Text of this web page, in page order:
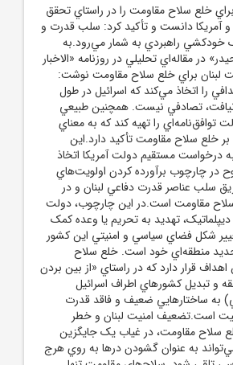
خلع سلاح مقاومت را در راستاي تحقق
و آمريکا دانست و تأکيد کرد: سلب قدرت و
خودکشي راهبردي به شمار مي‌رود.به
در مقاله‌اي تحليلي در روزنامه «الاخبار
لبنان براي خلع سلاح مقاومت نوشت:
را اتخاذ مي‌کند که اسرائيل در طول
تصادفي نيست. همچنين طبيعي
را تهيه کند که به معناي
خلع سلاح مقاومت تأکيد دارد.اين
درخواست مستقيم دولت آمريکا اتخاذ
چارچوب برآورده کردن اولويت‌هاي
سلب عناصر قدرت دفاعي لبنان و در
مقاومت است.در اين چارچوب، دولت
تهديد به تحريم يا وعده کمک
شکل فضاي سياسي و امنيتي اين کشور
منطقه‌اي خود است. خلع سلاح
قرار دارد که در راستاي «از بين بردن
و تبديل کشورهاي اطراف اسرائيل
به ساختارهايي ضعيف و فاقد قدرت
است.تضعيف امنيت لبنان و خطر
سلاح مقاومت، در غياب يک جايگزين
به عنوان گشودن درها به روي هرج